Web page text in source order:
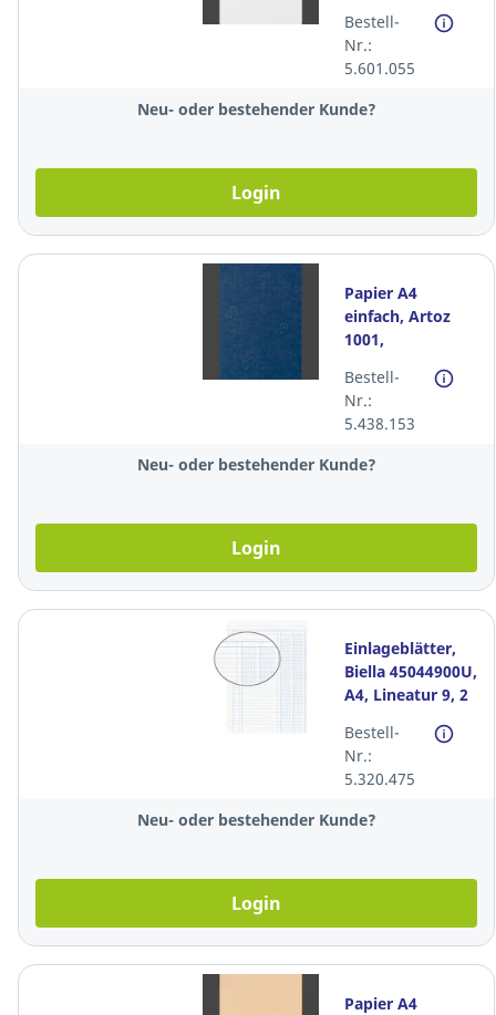
100g,
blütenweiss,
Packung à 100
Stück
Bestell-
Nr.:
5.601.055
Neu- oder bestehender Kunde?
Login
Papier A4
einfach, Artoz
1001,
100g, classic
blue,Packung à
100 Stück
Bestell-
Nr.:
5.438.153
Neu- oder bestehender Kunde?
Login
Einlageblätter,
Biella 45044900U,
A4, Lineatur 9, 2
Loch, 100 Blatt
Bestell-
Nr.:
5.320.475
Neu- oder bestehender Kunde?
Login
Papier A4